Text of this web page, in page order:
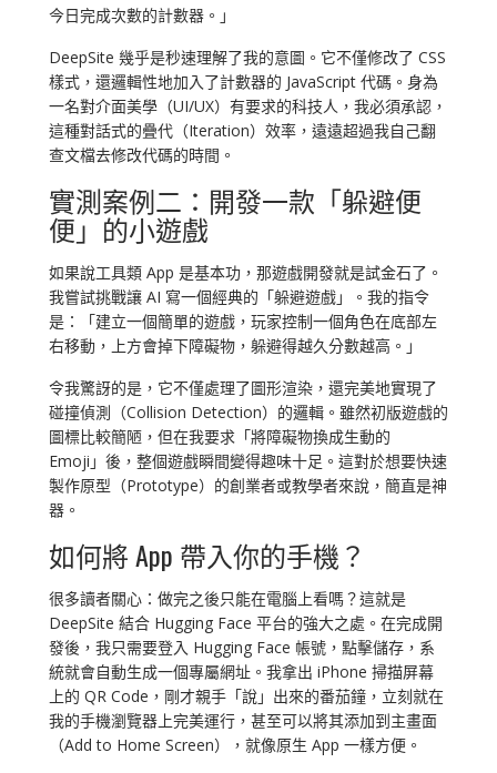
今日完成次數的計數器。」
DeepSite 幾乎是秒速理解了我的意圖。它不僅修改了 CSS
樣式，還邏輯性地加入了計數器的 JavaScript 代碼。身為
一名對介面美學（UI/UX）有要求的科技人，我必須承認，
這種對話式的疊代（Iteration）效率，遠遠超過我自己翻
查文檔去修改代碼的時間。
實測案例二：開發一款「躲避便
便」的小遊戲
如果說工具類 App 是基本功，那遊戲開發就是試金石了。
我嘗試挑戰讓 AI 寫一個經典的「躲避遊戲」。我的指令
是：「建立一個簡單的遊戲，玩家控制一個角色在底部左
右移動，上方會掉下障礙物，躲避得越久分數越高。」
令我驚訝的是，它不僅處理了圖形渲染，還完美地實現了
碰撞偵測（Collision Detection）的邏輯。雖然初版遊戲的
圖標比較簡陋，但在我要求「將障礙物換成生動的
Emoji」後，整個遊戲瞬間變得趣味十足。這對於想要快速
製作原型（Prototype）的創業者或教學者來說，簡直是神
器。
如何將 App 帶入你的手機？
很多讀者關心：做完之後只能在電腦上看嗎？這就是
DeepSite 結合 Hugging Face 平台的強大之處。在完成開
發後，我只需要登入 Hugging Face 帳號，點擊儲存，系
統就會自動生成一個專屬網址。我拿出 iPhone 掃描屏幕
上的 QR Code，剛才親手「說」出來的番茄鐘，立刻就在
我的手機瀏覽器上完美運行，甚至可以將其添加到主畫面
（Add to Home Screen），就像原生 App 一樣方便。